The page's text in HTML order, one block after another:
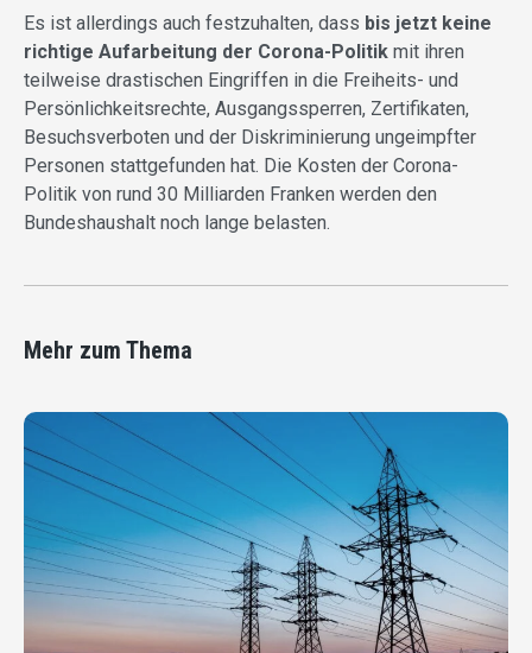
Es ist allerdings auch festzuhalten, dass bis jetzt keine
richtige Aufarbeitung der Corona-Politik mit ihren
teilweise drastischen Eingriffen in die Freiheits- und
Persönlichkeitsrechte, Ausgangssperren, Zertifikaten,
Besuchsverboten und der Diskriminierung ungeimpfter
Personen stattgefunden hat. Die Kosten der Corona-
Politik von rund 30 Milliarden Franken werden den
Bundeshaushalt noch lange belasten.
Mehr zum Thema